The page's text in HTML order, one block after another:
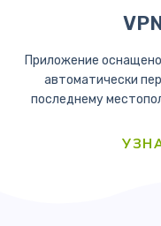
Приложение
автоматически
последнему